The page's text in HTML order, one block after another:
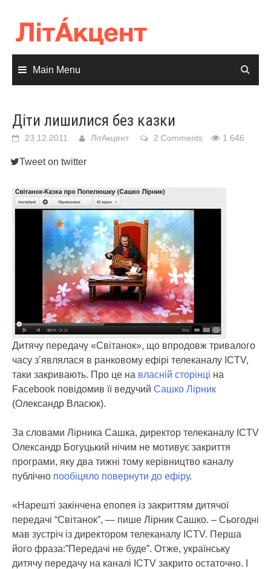
content
Main Menu
Діти лишилися без казки
23.12.2011 ЛітАкцент 2 Comments 1 646
Tweet on twitter
Дитячу передачу «Світанок», що впродовж тривалого
часу з’являлася в ранковому ефірі телеканалу ICTV,
таки закривають. Про це на власній сторінці на
Facebook повідомив її ведучий Сашко Лірник
(Олександр Власюк).
За словами Лірника Сашка, директор телеканалу ICTV
Олександр Богуцький нічим не мотивує закриття
програми, яку два тижні тому керівництво каналу
публічно пообіцяло повернути до ефіру.
«Нарешті закінчена епопея із закриттям дитячої
передачі “Світанок”, — пише Лірник Сашко. – Сьогодні
мав зустріч із директором телеканалу ICTV. Перша
його фраза:”Передачі не буде”. Отже, українську
дитячу передачу на каналі ICTV закрито остаточно. І